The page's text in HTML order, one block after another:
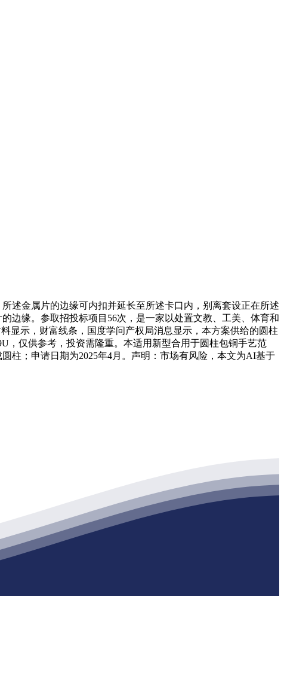
金属片的边缘可内扣并延长至所述卡口内，别离套设正在所述
边缘。参取招投标项目56次，是一家以处置文教、工美、体育和
显示，财富线条，国度学问产权局消息显示，本方案供给的圆柱
，仅供参考，投资需隆重。本适用新型合用于圆柱包铜手艺范
柱；申请日期为2025年4月。声明：市场有风险，本文为AI基于